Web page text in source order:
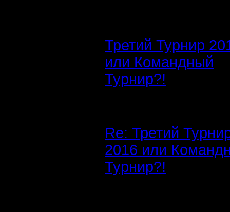
Третий Турнир
или Командный
Турнир?!
Re: Третий
2016 или
Турнир?!